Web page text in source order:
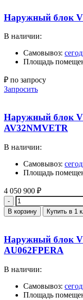
Наружный блок
В наличии:
Самовывоз:
Площадь
₽ по запросу
Запросить
Наружный блок
AV32NMVETR
В наличии:
Самовывоз:
Площадь
4 050 900 ₽
Количество
В корзину Купить в 1
Наружный блок
AU062FPERA
В наличии:
Самовывоз:
Площадь